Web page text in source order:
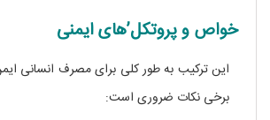
خواص و پروتکل’های ایمنی
این ترکیب به طور کلی برای مصرف انسانی
برخی نکات ضروری است: